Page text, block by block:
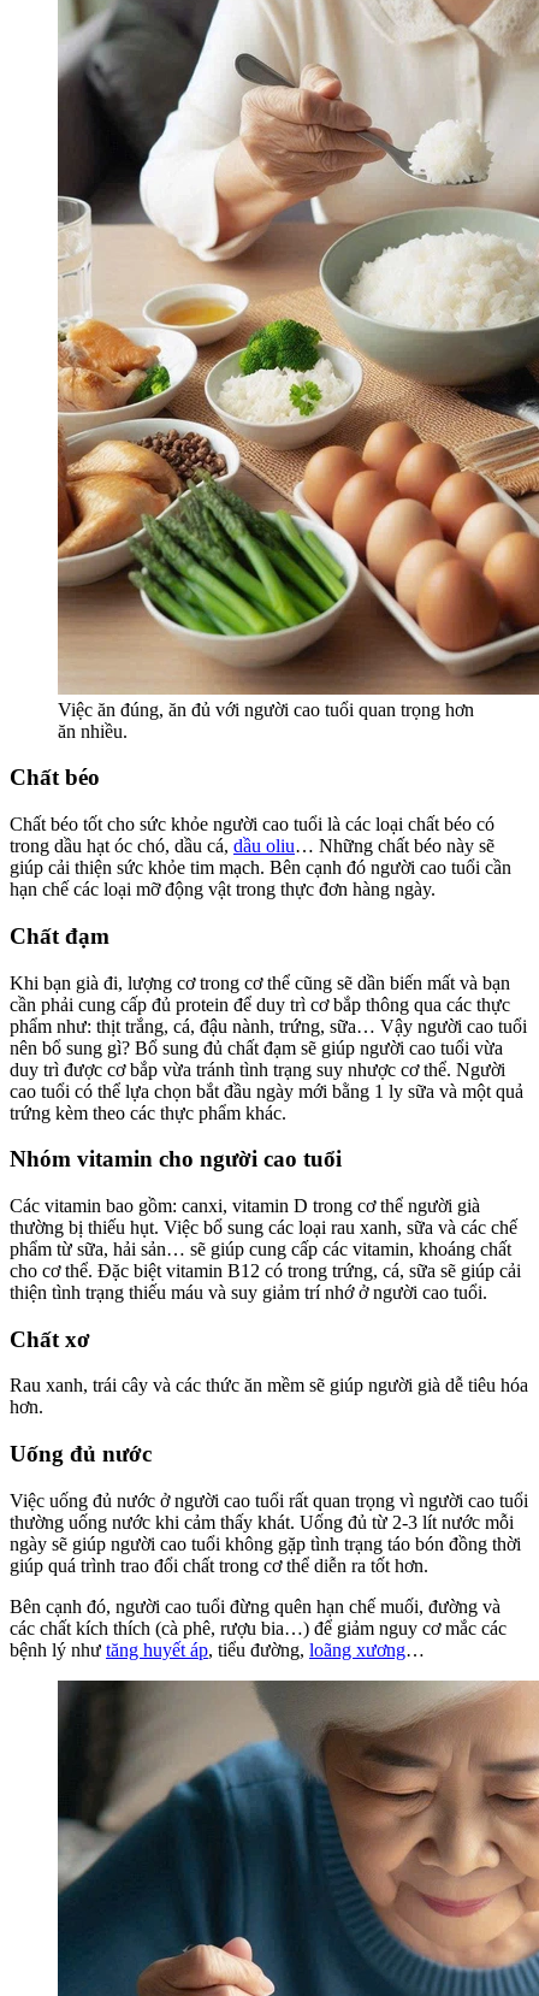
Việc ăn đúng, ăn đủ với người cao tuổi quan trọng hơn
ăn nhiều.
Chất béo
Chất béo tốt cho sức khỏe người cao tuổi là các loại chất béo có
trong dầu hạt óc chó, dầu cá, dầu oliu… Những chất béo này sẽ
giúp cải thiện sức khỏe tim mạch. Bên cạnh đó người cao tuổi cần
hạn chế các loại mỡ động vật trong thực đơn hàng ngày.
Chất đạm
Khi bạn già đi, lượng cơ trong cơ thể cũng sẽ dần biến mất và bạn
cần phải cung cấp đủ protein để duy trì cơ bắp thông qua các thực
phẩm như: thịt trắng, cá, đậu nành, trứng, sữa… Vậy người cao tuổi
nên bổ sung gì? Bổ sung đủ chất đạm sẽ giúp người cao tuổi vừa
duy trì được cơ bắp vừa tránh tình trạng suy nhược cơ thể. Người
cao tuổi có thể lựa chọn bắt đầu ngày mới bằng 1 ly sữa và một quả
trứng kèm theo các thực phẩm khác.
Nhóm vitamin cho người cao tuổi
Các vitamin bao gồm: canxi, vitamin D trong cơ thể người già
thường bị thiếu hụt. Việc bổ sung các loại rau xanh, sữa và các chế
phẩm từ sữa, hải sản… sẽ giúp cung cấp các vitamin, khoáng chất
cho cơ thể. Đặc biệt vitamin B12 có trong trứng, cá, sữa sẽ giúp cải
thiện tình trạng thiếu máu và suy giảm trí nhớ ở người cao tuổi.
Chất xơ
Rau xanh, trái cây và các thức ăn mềm sẽ giúp người già dễ tiêu hóa
hơn.
Uống đủ nước
Việc uống đủ nước ở người cao tuổi rất quan trọng vì người cao tuổi
thường uống nước khi cảm thấy khát. Uống đủ từ 2-3 lít nước mỗi
ngày sẽ giúp người cao tuổi không gặp tình trạng táo bón đồng thời
giúp quá trình trao đổi chất trong cơ thể diễn ra tốt hơn.
Bên cạnh đó, người cao tuổi đừng quên hạn chế muối, đường và
các chất kích thích (cà phê, rượu bia…) để giảm nguy cơ mắc các
bệnh lý như tăng huyết áp, tiểu đường, loãng xương…